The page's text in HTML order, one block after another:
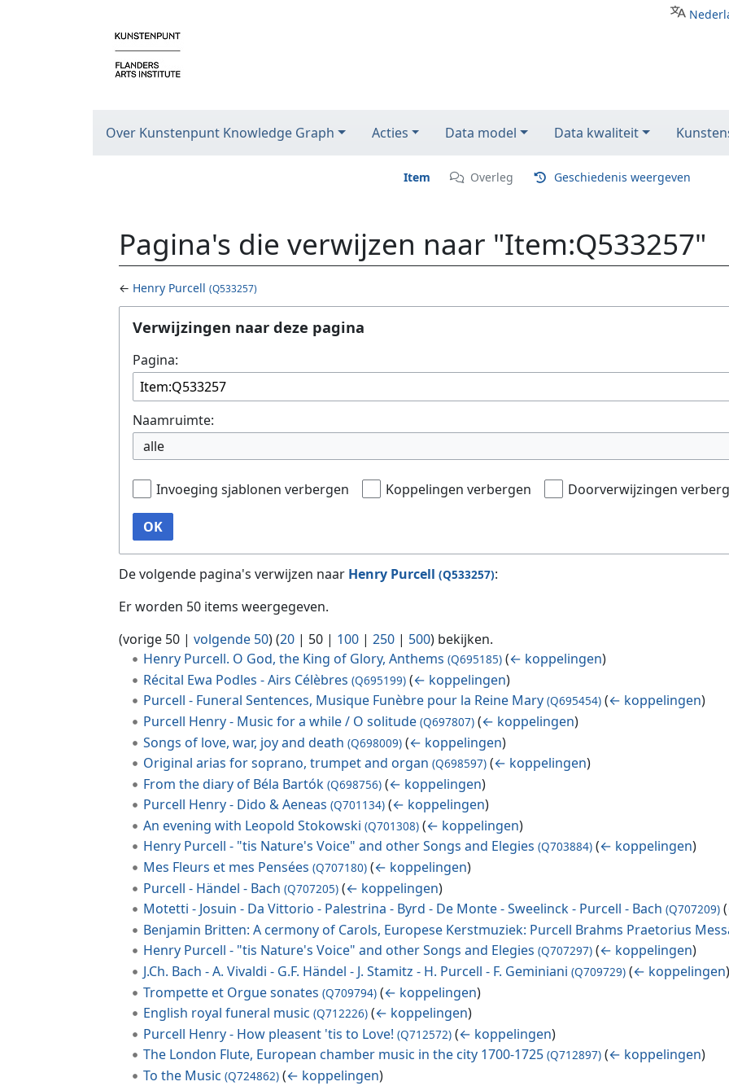
Over Kunstenpunt Knowledge Graph Acties Data model Data kwaliteit
Item Overleg Geschiedenis weergeven
Pagina's die verwijzen naar "Item:Q533257"
← Henry Purcell (Q533257)
Ga naar:navigatie,zoeken
Verwijzingen naar deze pagina
Pagina:
Naamruimte:
alle
Invoeging sjablonen verbergen Koppelingen verbergen Doorverwijzingen
OK
De volgende pagina's verwijzen naar Henry Purcell (Q533257):
Er worden 50 items weergegeven.
(vorige 50 | volgende 50) (20 | 50 | 100 | 250 | 500) bekijken.
Henry Purcell. O God, the King of Glory, Anthems (Q695185) (← koppelingen)
Récital Ewa Podles - Airs Célèbres (Q695199) (← koppelingen)
Purcell - Funeral Sentences, Musique Funèbre pour la Reine Mary (Q695454) (← koppelingen)
Purcell Henry - Music for a while / O solitude (Q697807) (← koppelingen)
Songs of love, war, joy and death (Q698009) (← koppelingen)
Original arias for soprano, trumpet and organ (Q698597) (← koppelingen)
From the diary of Béla Bartók (Q698756) (← koppelingen)
Purcell Henry - Dido & Aeneas (Q701134) (← koppelingen)
An evening with Leopold Stokowski (Q701308) (← koppelingen)
Henry Purcell - "tis Nature's Voice" and other Songs and Elegies (Q703884) (← koppelingen)
Mes Fleurs et mes Pensées (Q707180) (← koppelingen)
Purcell - Händel - Bach (Q707205) (← koppelingen)
Motetti - Josuin - Da Vittorio - Palestrina - Byrd - De Monte - Sweelinck - Purcell - Bach (Q707209) (
Benjamin Britten: A cermony of Carols, Europese Kerstmuziek: Purcell Brahms Praetorius
Henry Purcell - "tis Nature's Voice" and other Songs and Elegies (Q707297) (← koppelingen)
J.Ch. Bach - A. Vivaldi - G.F. Händel - J. Stamitz - H. Purcell - F. Geminiani (Q709729) (← koppelingen
Trompette et Orgue sonates (Q709794) (← koppelingen)
English royal funeral music (Q712226) (← koppelingen)
Purcell Henry - How pleasent 'tis to Love! (Q712572) (← koppelingen)
The London Flute, European chamber music in the city 1700-1725 (Q712897) (← koppelingen)
To the Music (Q724862) (← koppelingen)